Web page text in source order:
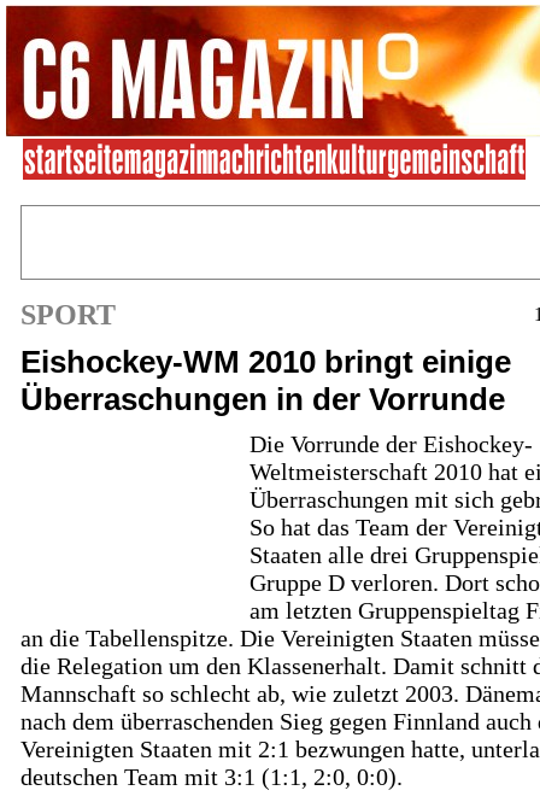
SPORT
Eishockey-WM 2010 bringt einige
Überraschungen in der Vorrunde
Die Vorrunde der Eishockey-
Weltmeisterschaft 2010 hat
Überraschungen mit sich
So hat das Team der
Staaten alle drei
Gruppe D verloren. Dort
am letzten Gruppenspieltag
an die Tabellenspitze. Die Vereinigten Staaten
die Relegation um den Klassenerhalt. Damit schnitt
Mannschaft so schlecht ab, wie zuletzt 2003.
nach dem überraschenden Sieg gegen Finnland auch
Vereinigten Staaten mit 2:1 bezwungen hatte,
deutschen Team mit 3:1 (1:1, 2:0, 0:0).